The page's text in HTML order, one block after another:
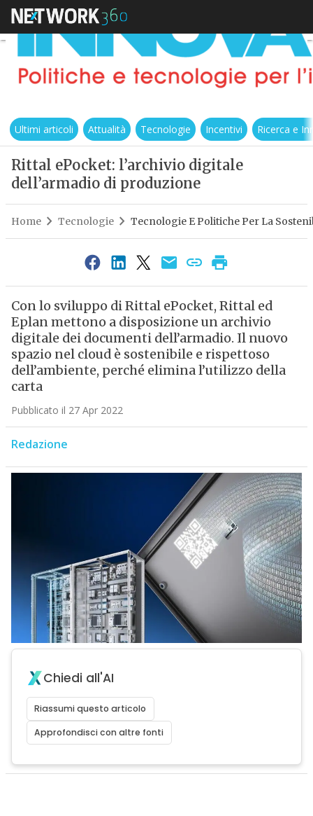
Ultimi articoli Attualità Tecnologie Incentivi Ricerca e
Rittal ePocket: l’archivio digitale
dell’armadio di produzione
Home Tecnologie Tecnologie E Politiche Per La
Con lo sviluppo di Rittal ePocket, Rittal ed
Eplan mettono a disposizione un archivio
digitale dei documenti dell’armadio. Il nuovo
spazio nel cloud è sostenibile e rispettoso
dell’ambiente, perché elimina l’utilizzo della
carta
Pubblicato il 27 Apr 2022
Redazione
Chiedi all'AI
Riassumi questo articolo
Approfondisci con altre fonti